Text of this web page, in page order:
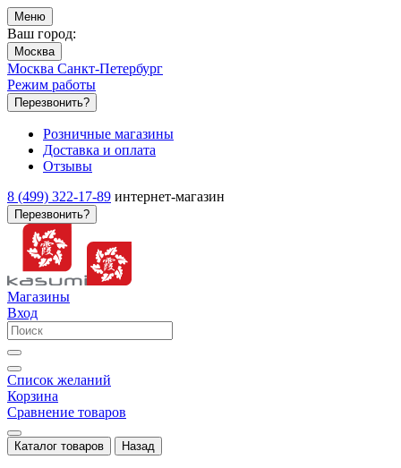
Меню
Ваш город:
Москва
Москва Санкт-Петербург
Режим работы
Перезвонить?
Розничные магазины
Доставка и оплата
Отзывы
8 (499) 322-17-89 интернет-магазин
Перезвонить?
Магазины
Вход
Список желаний
Корзина
Сравнение товаров
Каталог товаров Назад